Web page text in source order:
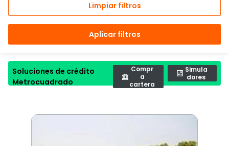
Limpiar filtros
Aplicar filtros
Soluciones de crédito
Metrocuadrado
Compr
a
cartera
Simula
dores